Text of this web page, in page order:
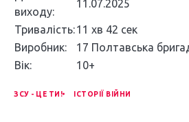
виходу:
11.07.2025
Тривалість:11 хв 42 сек
Виробник:
17 Полтавська
Вік:
10+
ЗСУ - ЦЕ ТИ! ІСТОРІЇ ВІЙНИ